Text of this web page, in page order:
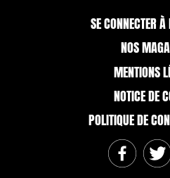
SE CONNECTER
NOS
MENTIONS
NOTICE DE
POLITIQUE DE